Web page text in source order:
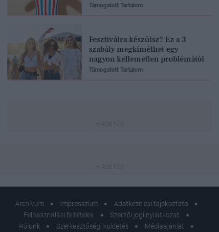
Támogatott Tartalom
Fesztiválra készülsz? Ez a 3
szabály megkímélhet egy
nagyon kellemetlen problémától
Támogatott Tartalom
Archívum Impresszum
Adatkezelési tájékoztató
Felhasználási feltételek
Szerzői jogi nyilatkozat
Rólunk
Szerkesztőségi küldetés
Médiaajánlat